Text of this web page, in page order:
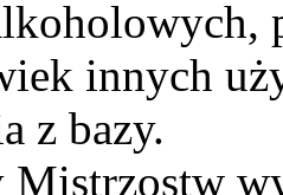
innych
z bazy.
Mistrzostw